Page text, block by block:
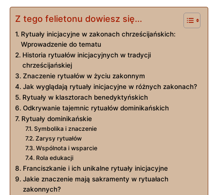
Z tego felietonu dowiesz się...
Rytuały inicjacyjne w zakonach chrześcijańskich:
Wprowadzenie do tematu
Historia rytuałów⁤ inicjacyjnych w tradycji⁢
chrześcijańskiej
Znaczenie rytuałów​ w życiu zakonnym
Jak ⁢wyglądają rytuały inicjacyjne w różnych zakonach?
Rytuały​ w klasztorach benedyktyńskich
Odkrywanie tajemnic rytuałów dominikańskich
Rytuały dominikańskie
Symbolika i znaczenie
Zarysy rytuałów
Wspólnota i wsparcie
Rola edukacji
Franciszkanie i ich unikalne ⁤rytuały inicjacyjne
Jakie znaczenie⁤ mają sakramenty w rytuałach
zakonnych?